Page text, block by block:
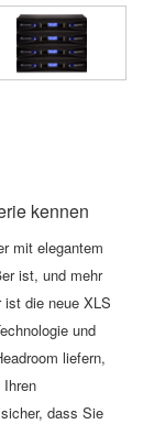
kennen
mit elegantem
ist, und mehr
ist die neue XLS
und
liefern,
dass Sie